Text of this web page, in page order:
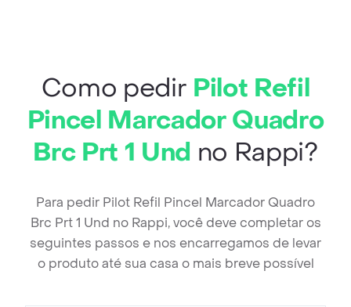
Como pedir Pilot Refil
Pincel Marcador Quadro
Brc Prt 1 Und no Rappi?
Para pedir Pilot Refil Pincel Marcador Quadro
Brc Prt 1 Und no Rappi, você deve completar os
seguintes passos e nos encarregamos de levar
o produto até sua casa o mais breve possível